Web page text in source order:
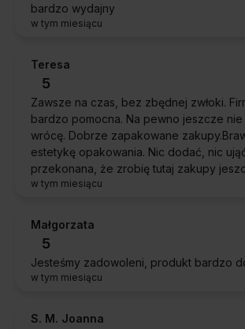
bardzo wydajny
w tym miesiącu
Teresa
5
Zawsze na czas, bez zbędnej zwłoki.
bardzo pomocna. Na pewno jeszcze
wrócę. Dobrze zapakowane
estetykę opakowania. Nic dodać, nic
przekonana, że zrobię tutaj zakupy
w tym miesiącu
Małgorzata
5
Jesteśmy zadowoleni, produkt bardzo
w tym miesiącu
S. M. Joanna